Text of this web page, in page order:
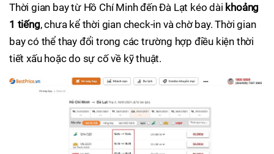
Thời gian bay từ Hồ Chí Minh đến Đà Lạt kéo dài khoảng
1 tiếng, chưa kể thời gian check-in và chờ bay. Thời gian
bay có thể thay đổi trong các trường hợp điều kiện thời
tiết xấu hoặc do sự cố về kỹ thuật.